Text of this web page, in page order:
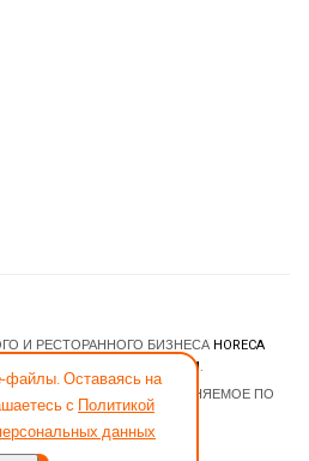
файлы. Оставаясь на
с Политикой
данных
И РЕСТОРАННОГО БИЗНЕСА HORECA
JOOMLART.COM.
РАСПРОСТРАНЯЕМОЕ ПО
LICENSE